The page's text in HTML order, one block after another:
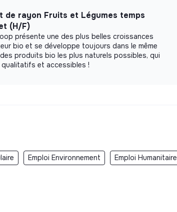
de rayon Fruits et Légumes temps
(H/F)
présente une des plus belles croissances
bio et se développe toujours dans le même
produits bio les plus naturels possibles, qui
et accessibles !
Emploi Environnement Emploi Humanitaire